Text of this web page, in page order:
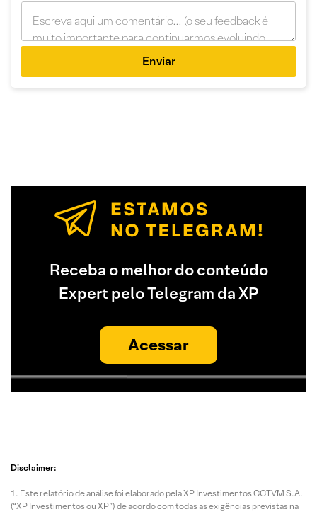
Enviar
Receba o melhor do conteúdo
Expert pelo Telegram da XP
Acessar
Disclaimer:
Este relatório de análise foi elaborado pela XP Investimentos CCTVM S.A.
(“XP Investimentos ou XP”) de acordo com todas as exigências previstas na